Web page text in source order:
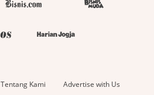
Tentang Kami Advertise with Us